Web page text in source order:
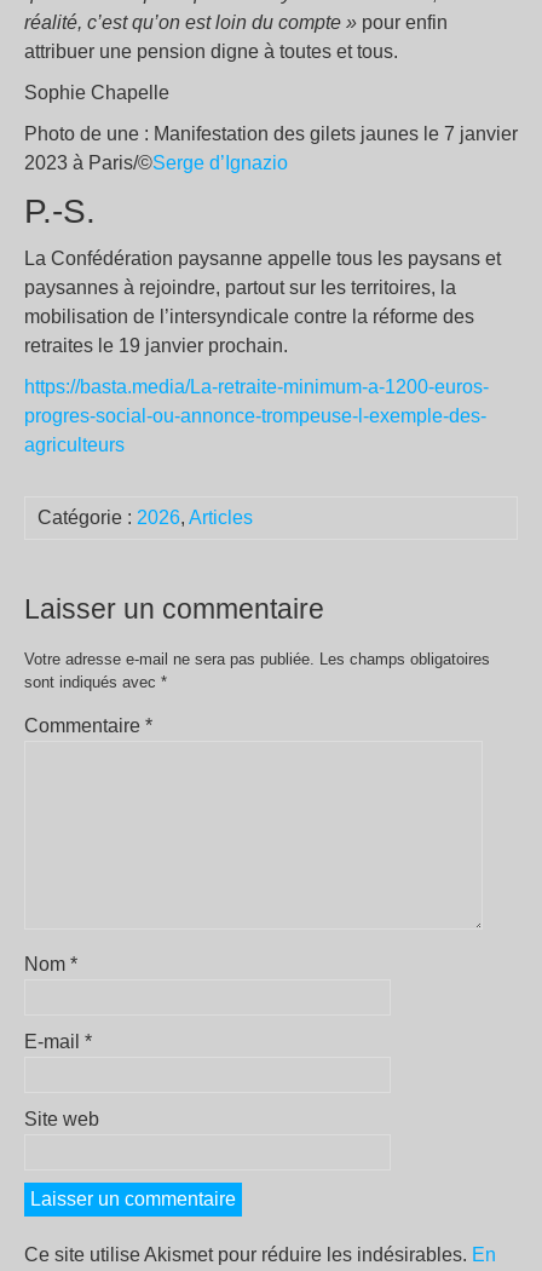
réalité, c’est qu’on est loin du compte » pour enfin
attribuer une pension digne à toutes et tous.
Sophie Chapelle
Photo de une : Manifestation des gilets jaunes le 7 janvier
2023 à Paris/©Serge d’Ignazio
P.-S.
La Confédération paysanne appelle tous les paysans et
paysannes à rejoindre, partout sur les territoires, la
mobilisation de l’intersyndicale contre la réforme des
retraites le 19 janvier prochain.
https://basta.media/La-retraite-minimum-a-1200-euros-
progres-social-ou-annonce-trompeuse-l-exemple-des-
agriculteurs
Catégorie : 2026, Articles
Laisser un commentaire
Votre adresse e-mail ne sera pas publiée.
Les champs obligatoires
sont indiqués avec *
Commentaire *
Nom *
E-mail *
Site web
Ce site utilise Akismet pour réduire les indésirables. En